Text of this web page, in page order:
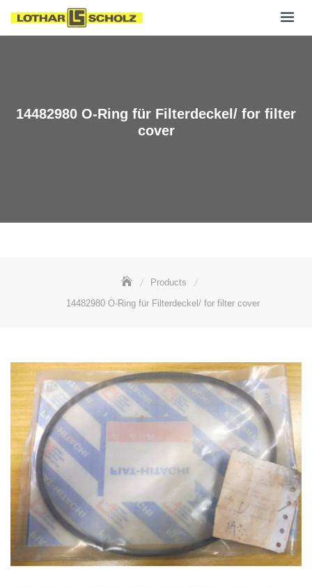
14482980 O-Ring für Filterdeckel/ for filter
cover
Products
14482980 O-Ring für Filterdeckel/ for filter cover